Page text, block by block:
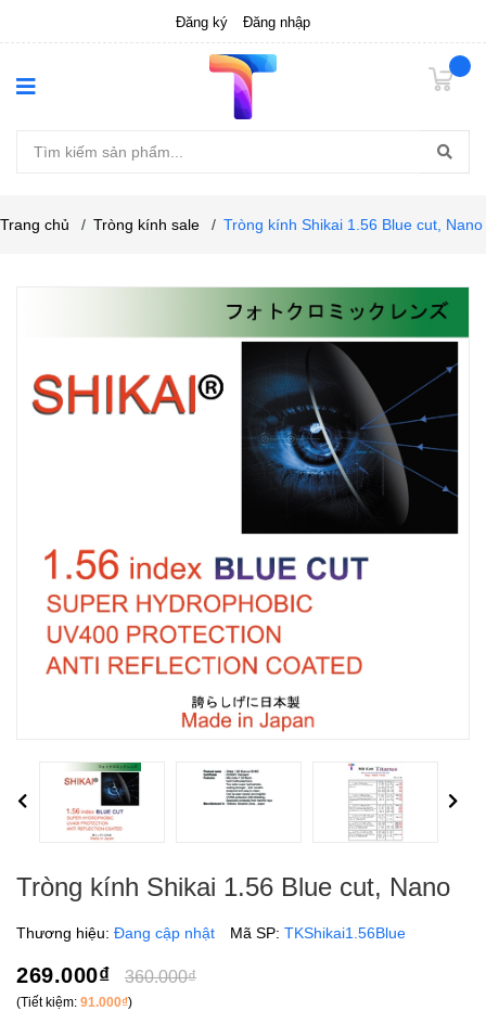
Đăng ký Đăng nhập
Trang chủ / Tròng kính sale / Tròng kính Shikai 1.56 Blue cut, Nano
Previous Next
Tròng kính Shikai 1.56 Blue cut, Nano
Thương hiệu: Đang cập nhật Mã SP: TKShikai1.56Blue
269.000₫ 360.000₫
(Tiết kiệm: 91.000₫)